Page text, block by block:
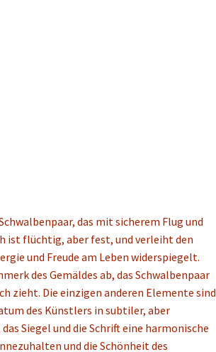
das mit sicherem Flug und
ist flüchtig, aber fest, und verleiht den
und Freude am Leben widerspiegelt.
des Gemäldes ab, das Schwalbenpaar
zieht. Die einzigen anderen Elemente sind
des Künstlers in subtiler, aber
Siegel und die Schrift eine harmonische
und die Schönheit des